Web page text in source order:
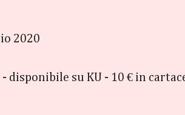
2020
- disponibile su KU - 10 € in